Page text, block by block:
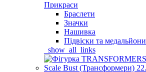
Прикраси
Браслети
Значки
Нашивка
Підвіски та медальйони
_show_all_links